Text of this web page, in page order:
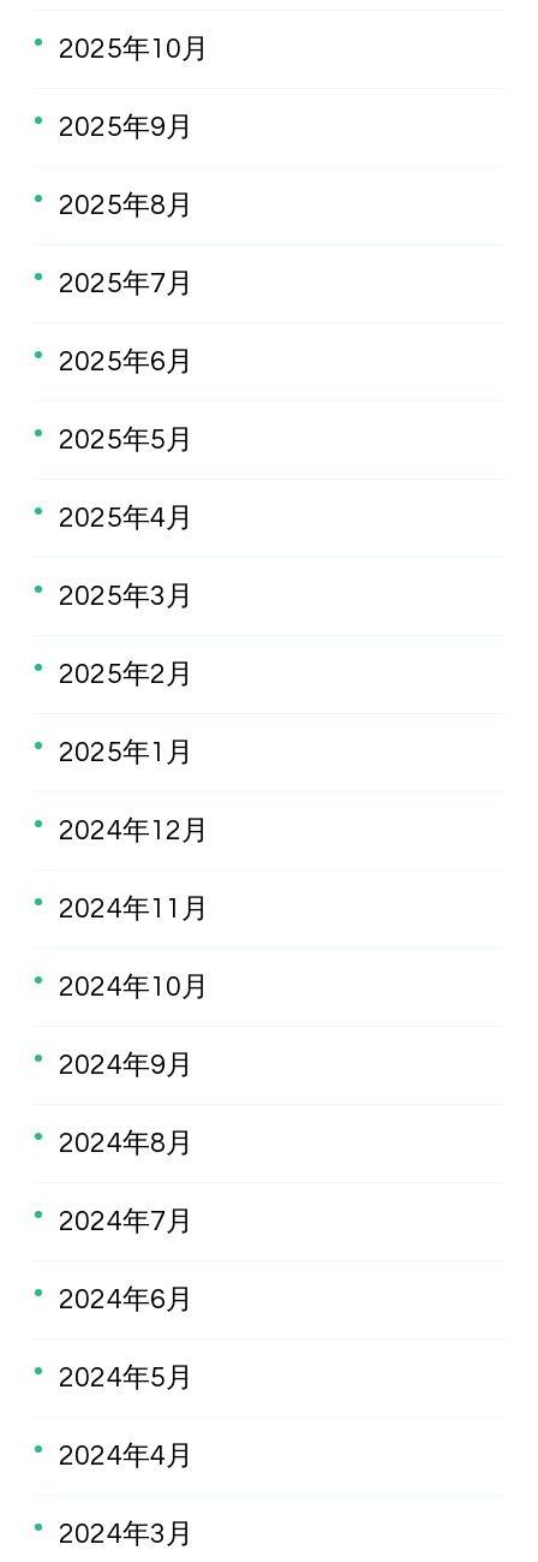
2025年10月
2025年9月
2025年8月
2025年7月
2025年6月
2025年5月
2025年4月
2025年3月
2025年2月
2025年1月
2024年12月
2024年11月
2024年10月
2024年9月
2024年8月
2024年7月
2024年6月
2024年5月
2024年4月
2024年3月